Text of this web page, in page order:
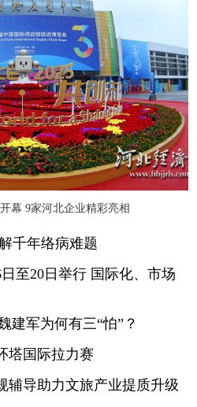
幕 9家河北企业精彩亮相
千年络病难题
至20日举行 国际化、市场
建军为何有三“怕”？
塔国际拉力赛
辅导助力文旅产业提质升级